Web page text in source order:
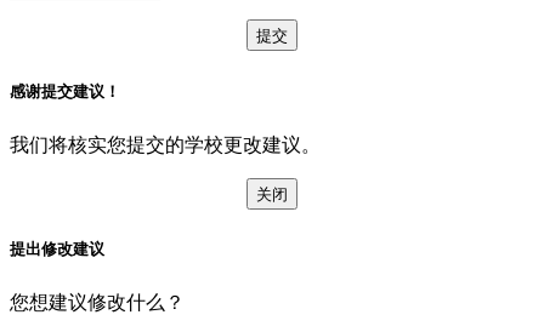
提交
感谢提交建议！
我们将核实您提交的学校更改建议。
关闭
提出修改建议
您想建议修改什么？